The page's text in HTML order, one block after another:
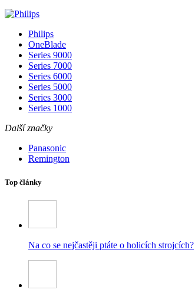
Philips
OneBlade
Series 9000
Series 7000
Series 6000
Series 5000
Series 3000
Series 1000
Další značky
Panasonic
Remington
Top články
Na co se nejčastěji ptáte o holicích strojcích?